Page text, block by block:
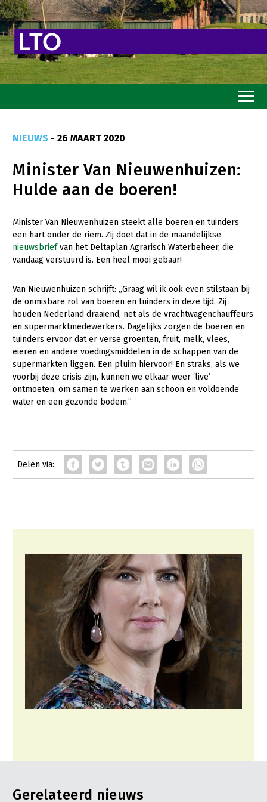
Goed eten
Mooi groen
Sterk ondernemerschap
Transitiepaden
Thema’s
Gezonde planten
Gezonde dieren
Natuur, klimaat en energie
Bodem en water
Platteland en omgeving
Mens, ondernemerschap en onderwijs
Dier
Kalverhouderij
Konijnenhouderij
Melkveehouderij
Paardenhouderij
Pluimveehouderij
Schapenhouderij
Varkenshouderij
Vleesveehouderij
Plant
Bomen, vaste planten en zomerbloemen
NIEUWS - 26 MAART 2020
Minister Van Nieuwenhuizen:
Hulde aan de boeren!
Minister Van Nieuwenhuizen steekt alle boeren en tuinders
een hart onder de riem. Zij doet dat in de maandelijkse
nieuwsbriefvan het Deltaplan Agrarisch Waterbeheer, die
vandaag verstuurd is. Een heel mooi gebaar!
Van Nieuwenhuizen schrijft: ,,Graag wil ik ook even stilstaan bij
de onmisbare rol van boeren en tuinders in deze tijd. Zij
houden Nederland draaiend, net als de vrachtwagenchauffeurs
en supermarktmedewerkers. Dagelijks zorgen de boeren en
tuinders ervoor dat er verse groenten, fruit, melk, vlees,
eieren en andere voedingsmiddelen in de schappen van de
supermarkten liggen. Een pluim hiervoor! En straks, als we
voorbij deze crisis zijn, kunnen we elkaar weer ‘live’
ontmoeten, om samen te werken aan schoon en voldoende
water en een gezonde bodem.”
Gerelateerd nieuws